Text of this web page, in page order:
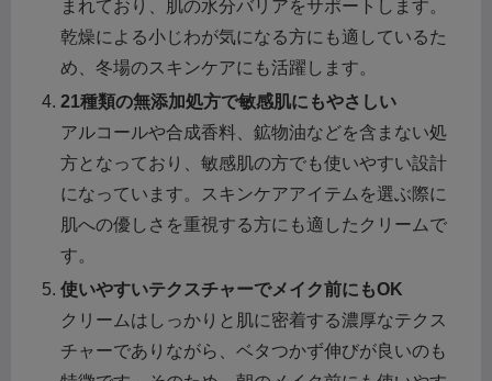
まれており、肌の水分バリアをサポートします。
乾燥による小じわが気になる方にも適しているた
め、冬場のスキンケアにも活躍します。
21種類の無添加処方で敏感肌にもやさしい
アルコールや合成香料、鉱物油などを含まない処
方となっており、敏感肌の方でも使いやすい設計
になっています。スキンケアアイテムを選ぶ際に
肌への優しさを重視する方にも適したクリームで
す。
使いやすいテクスチャーでメイク前にもOK
クリームはしっかりと肌に密着する濃厚なテクス
チャーでありながら、ベタつかず伸びが良いのも